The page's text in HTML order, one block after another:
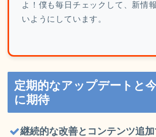
よ！僕も毎日チェックして、新情
いようにしています。
定期的なアップデートと
に期待
継続的な改善とコンテンツ追